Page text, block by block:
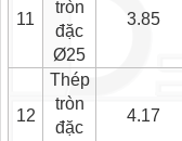
11
tròn
đặc
Ø25
3.85
12
Thép
tròn
đặc
4.17